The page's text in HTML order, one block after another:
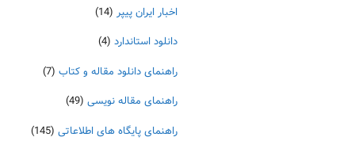
اخبار ایران پیپر (14)
دانلود استاندارد (4)
راهنمای دانلود مقاله و کتاب (7)
راهنمای مقاله نویسی (49)
راهنمای پایگاه های اطلاعاتی (145)